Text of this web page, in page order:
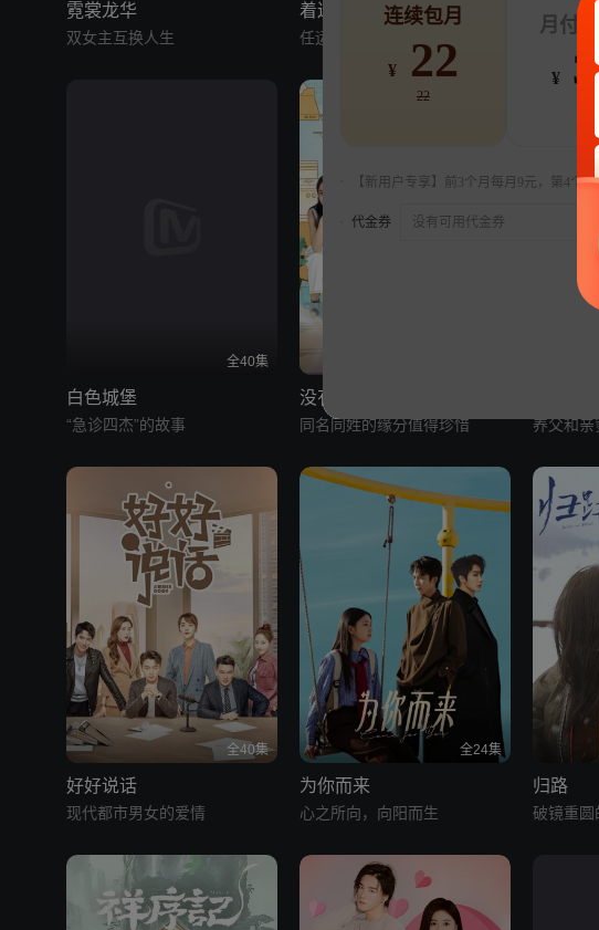
霓裳龙华
双女主互换人生
着迷
任运杰戚砚笛暗夜沉沦入骨着迷
理智派
30+女性
全40集
白色城堡
“急诊四杰”的故事
没有工作的一年 暴雨CP版
同名同姓的缘分值得珍惜
作战
养父和亲
全40集
好好说话
现代都市男女的爱情
全24集
为你而来
心之所向，向阳而生
归路
破镜重圆
连续包月
¥ 22
22
月付
¥
【新用户专享】前3个月每月9元，第4个
代金券 没有可用代金券